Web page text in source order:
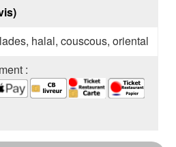
halal, couscous, oriental
: